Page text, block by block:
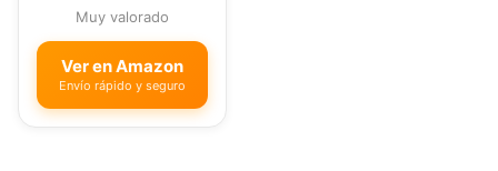
Muy valorado
Ver en Amazon
Envío rápido y seguro